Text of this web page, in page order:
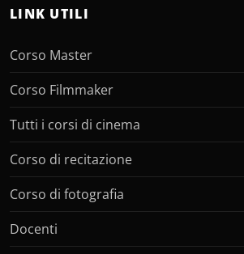
LINK UTILI
Corso Master
Corso Filmmaker
Tutti i corsi di cinema
Corso di recitazione
Corso di fotografia
Docenti